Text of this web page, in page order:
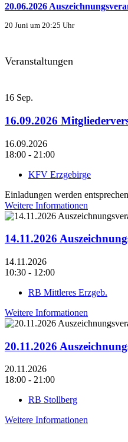
20.06.2026
20 Juni um 20:25 Uhr
Veranstaltungen
16 Sep.
16.09.2026
16.09.2026
18:00 - 21:00
KFV Erzgebirge
Einladungen werden
Weitere Informationen
14.11.2026
14.11.2026
10:30 - 12:00
RB Mittleres Erzgeb.
Weitere Informationen
20.11.2026
20.11.2026
18:00 - 21:00
RB Stollberg
Weitere Informationen